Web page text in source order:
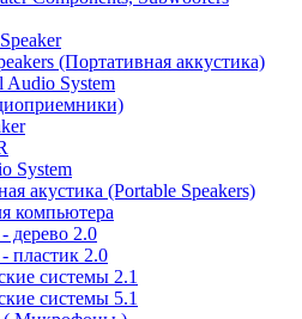
(Портативная аккустика)
Audio System
System
акустика (Portable Speakers)
компьютера
дерево 2.0
пластик 2.0
системы 2.1
системы 5.1